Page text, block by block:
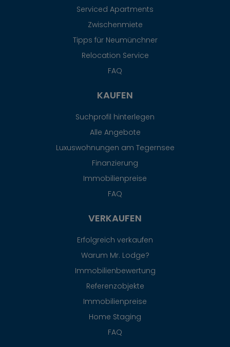
Serviced Apartments
Zwischenmiete
Tipps für Neumünchner
Relocation Service
FAQ
KAUFEN
Suchprofil hinterlegen
Alle Angebote
Luxuswohnungen am Tegernsee
Finanzierung
Immobilienpreise
FAQ
VERKAUFEN
Erfolgreich verkaufen
Warum Mr. Lodge?
Immobilienbewertung
Referenzobjekte
Immobilienpreise
Home Staging
FAQ